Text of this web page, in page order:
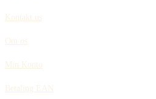
Kontakt us
Om os
Min Konto
Betaling EAN